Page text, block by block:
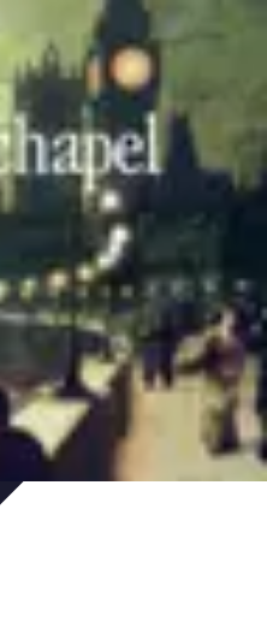
Photographie mobile Sécurité